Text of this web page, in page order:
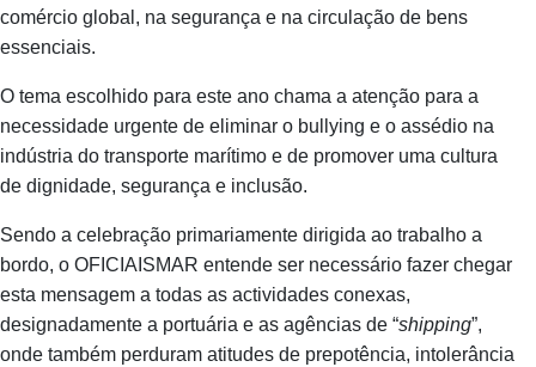
comércio global, na segurança e na circulação de bens
essenciais.
O tema escolhido para este ano chama a atenção para a
necessidade urgente de eliminar o bullying e o assédio na
indústria do transporte marítimo e de promover uma cultura
de dignidade, segurança e inclusão.
Sendo a celebração primariamente dirigida ao trabalho a
bordo, o OFICIAISMAR entende ser necessário fazer chegar
esta mensagem a todas as actividades conexas,
designadamente a portuária e as agências de “shipping”,
onde também perduram atitudes de prepotência, intolerância